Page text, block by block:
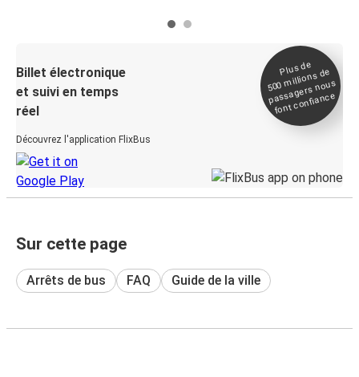
Billet électronique
et suivi en temps
réel
Découvrez l'application FlixBus
Plus de
500
millions de
passagers nous
font confiance
Sur cette page
Arrêts de bus FAQ Guide de la ville